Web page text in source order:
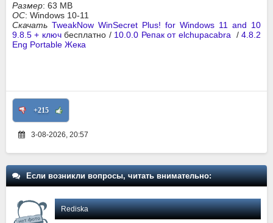
Размер: 63 MB
ОС: Windows 10-11
Скачать TweakNow WinSecret Plus! for Windows 11 and 10
9.8.5 + ключбесплатно / 10.0.0 Репак от elchupacabra/4.8.2
Eng Portable Жека
+215
3-08-2026, 20:57
Если возникли вопросы, читать внимательно:
Rediska